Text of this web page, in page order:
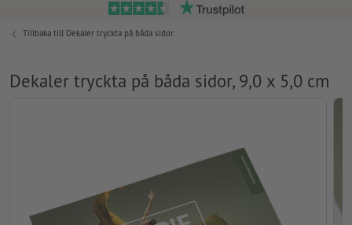
Tillbaka till Dekaler tryckta på båda sidor
Dekaler tryckta på båda sidor, 9,0 x 5,0 cm